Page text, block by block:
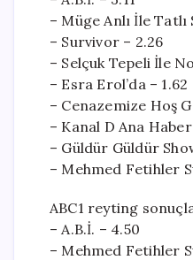
– Müge Anlı İle Tatlı
– Survivor – 2.26
– Selçuk Tepeli İle
– Esra Erol’da – 1.62
– Cenazemize Hoş
– Kanal D Ana Haber
– Güldür Güldür
– Mehmed Fetihler
ABC1 reyting
– A.B.İ. – 4.50
– Mehmed Fetihler